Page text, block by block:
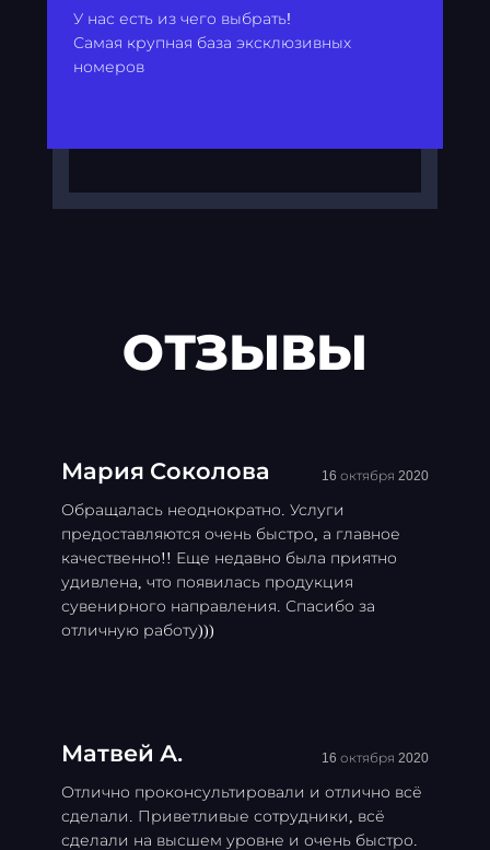
У нас есть из чего выбрать!
Самая крупная база эксклюзивных
номеров
ОТЗЫВЫ
Мария Соколова 16 октября 2020
Обращалась неоднократно. Услуги
предоставляются очень быстро, а главное
качественно!! Еще недавно была приятно
удивлена, что появилась продукция
сувенирного направления. Спасибо за
отличную работу)))
Матвей А. 16 октября 2020
Отлично проконсультировали и отлично всё
сделали. Приветливые сотрудники, всё
сделали на высшем уровне и очень быстро.